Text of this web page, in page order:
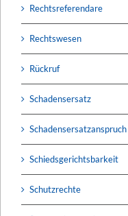
Rechtsreferendare
Rechtswesen
Rückruf
Schadensersatz
Schadensersatzanspruch
Schiedsgerichtsbarkeit
Schutzrechte